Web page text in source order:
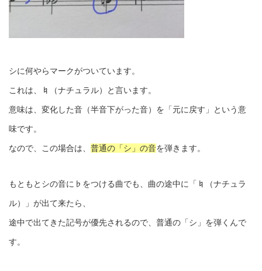
シに何やらマークがついています。
これは、♮（ナチュラル）と言います。
意味は、変化した音（半音下がった音）を「元に戻す」という意
味です。
なので、この場合は、 普通の「シ」の音を弾きます。
もともとシの音に♭をつける曲でも、曲の途中に「♮（ナチュラ
ル）」が出て来たら、
途中で出てきた記号が優先されるので、普通の「シ」を弾くんで
す。